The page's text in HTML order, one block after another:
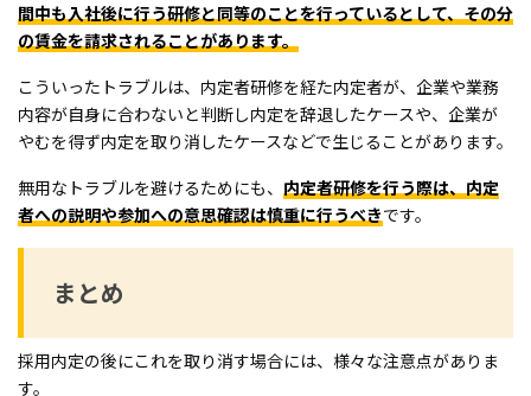
間中も入社後に行う研修と同等のことを行っているとして、その分
の賃金を請求されることがあります。
こういったトラブルは、内定者研修を経た内定者が、企業や業務
内容が自身に合わないと判断し内定を辞退したケースや、企業が
やむを得ず内定を取り消したケースなどで生じることがあります。
無用なトラブルを避けるためにも、 内定者研修を行う際は、内定
者への説明や参加への意思確認は慎重に行うべきです。
まとめ
採用内定の後にこれを取り消す場合には、様々な注意点がありま
す。